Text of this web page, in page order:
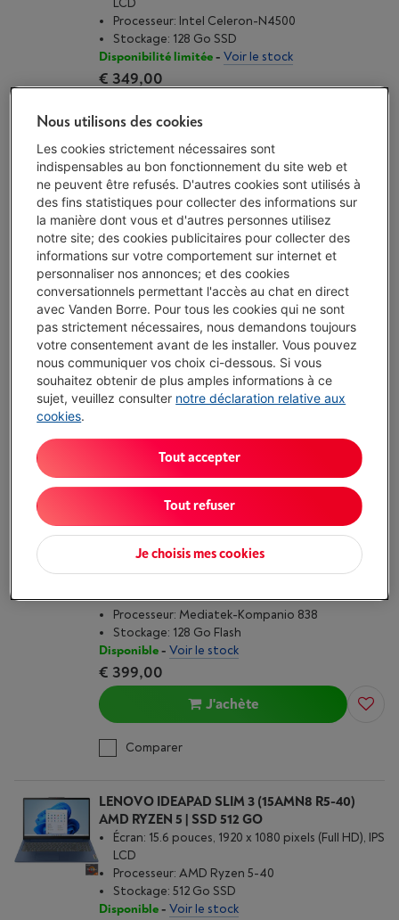
LCD
Processeur: Intel Celeron-N4500
Stockage: 128 Go SSD
Disponibilité limitée- Voir le stock
€ 349,00
Comparer
APPLE MACBOOK AIR (2025) 13 | M4 10/8
CORES | 16 GO | 256 GO | LUMIERE STELLAIRE
Écran: 13 pouces, 2560 x 1664 pixels, Liquid
Retina IPS
Processeur: Apple M4-10 CPU / 8 GPU
Stockage: 256 Go SSD
Pas de vente en ligne-Voir le stock
€ 979,00
Consulter stock en magasin
Comparer
LENOVO CHROMEBOOK IDEAPAD DUET
(11M889-83HH001UMB) 128GO
(1)
Écran: 10.95 pouces, 1920 x 1200 pixels (WUXGA),
IPS LCD
Processeur: Mediatek-Kompanio 838
Stockage: 128 Go Flash
Disponible- Voir le stock
€ 399,00
J'achète
Comparer
LENOVO IDEAPAD SLIM 3 (15AMN8 R5-40)
AMD RYZEN 5 | SSD 512 GO
Écran: 15.6 pouces, 1920 x 1080 pixels (Full HD), IPS
LCD
Processeur: AMD Ryzen 5-40
Stockage: 512 Go SSD
Disponible- Voir le stock
Nous utilisons des cookies
Les cookies strictement nécessaires sont
indispensables au bon fonctionnement du site web et
ne peuvent être refusés. D'autres cookies sont utilisés à
des fins statistiques pour collecter des informations sur
la manière dont vous et d'autres personnes utilisez
notre site; des cookies publicitaires pour collecter des
informations sur votre comportement sur internet et
personnaliser nos annonces; et des cookies
conversationnels permettant l'accès au chat en direct
avec Vanden Borre. Pour tous les cookies qui ne sont
pas strictement nécessaires, nous demandons toujours
votre consentement avant de les installer. Vous pouvez
nous communiquer vos choix ci-dessous. Si vous
souhaitez obtenir de plus amples informations à ce
sujet, veuillez consulter notre déclaration relative aux
cookies.
Je choisis mes cookies
Tout refuser
Tout accepter